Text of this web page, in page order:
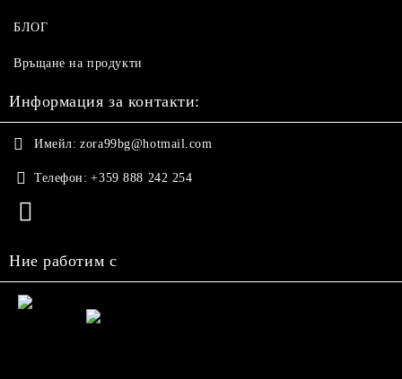
БЛОГ
Връщане на продукти
Информация за контакти:
Имейл: zora99bg@hotmail.com
Телефон: +359 888 242 254
Ние работим с